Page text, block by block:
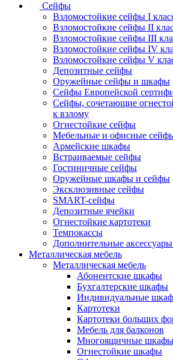
Сейфы
Взломостойкие сейфы I
Взломостойкие сейфы II
Взломостойкие сейфы III
Взломостойкие сейфы IV
Взломостойкие сейфы V
Депозитные сейфы
Оружейные сейфы и шкафы
Сейфы Европейской
Сейфы, сочетающие
к взлому
Огнестойкие сейфы
Мебельные и офисные
Армейские шкафы
Встраиваемые сейфы
Гостиничные сейфы
Оружейные шкафы и сейфы
Эксклюзивные сейфы
SMART-сейфы
Депозитные ячейки
Огнестойкие картотеки
Темпокассы
Дополнительные
Металлическая мебель
Металлическая мебель
Абонентские шкафы
Бухгалтерские шкафы
Индивидуальные
Картотеки
Картотеки больших
Мебель для балконов
Многоящичные шкафы
Огнестойкие шкафы